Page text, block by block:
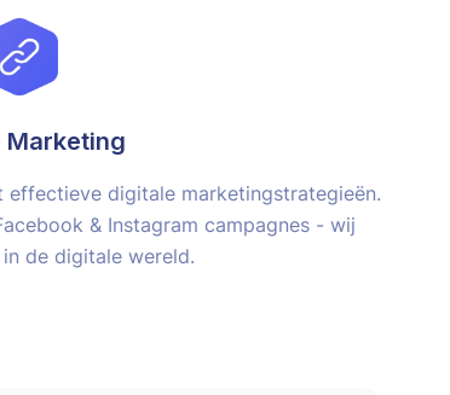
Marketing
digitale marketingstrategieën.
& Instagram campagnes - wij
de digitale wereld.